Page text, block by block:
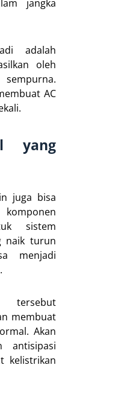
jangka
adalah
oleh
AC
yang
juga bisa
sistem
naik turun
menjadi
tersebut
membuat
Akan
antisipasi
kelistrikan